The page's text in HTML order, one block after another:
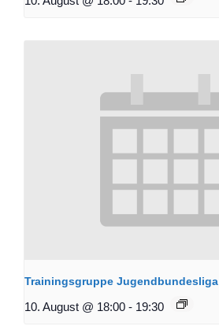
Trainingsgruppe Jugendbundesliga
10. August @ 18:00 - 19:30